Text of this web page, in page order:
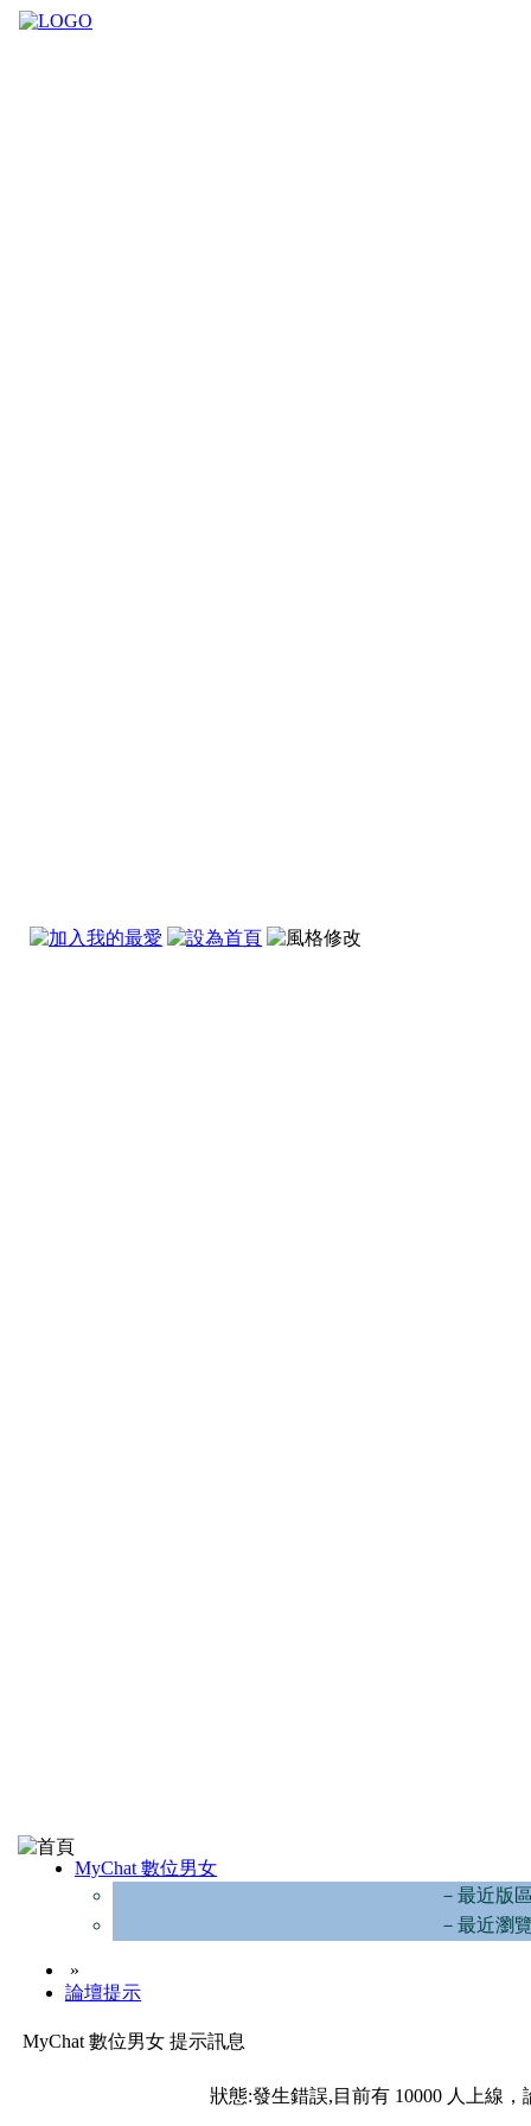
MyChat 數位男女
－最近版
－最近瀏
»
論壇提示
MyChat 數位男女 提示訊息
狀態:發生錯誤,目前有 10000 人上線